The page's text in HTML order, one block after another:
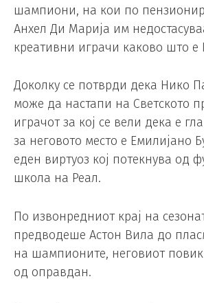
шампиони, на кои по
Анхел Ди Марија им
креативни играчи каково што е
Доколку се потврди дека Нико
може да настапи на Светското
играчот за кој се вели дека е
за неговото место е Емилијано
еден виртуоз кој потекнува од
школа на Реал.
По извонредниот крај на
предводеше Астон Вила до
на шампионите, неговиот
од оправдан.